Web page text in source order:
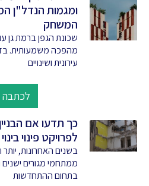
ומגמות הנדל"ן
המשחק
שכונת הגפן ברמת גן
מהפכה משמעותית.
עירונית ושינויים
לכתבה
כך תדעו אם
לפרויקט פינוי בינוי
בשנים האחרונות, יותר
ממתחמי מגורים ישנים
בתחום ההתחדשות